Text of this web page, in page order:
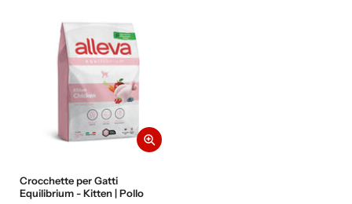
Crocchette per Gatti
Equilibrium - Kitten | Pollo